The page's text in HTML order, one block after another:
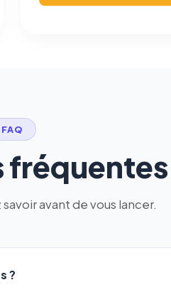
FAQ
fréquentes
avant de vous lancer.
?